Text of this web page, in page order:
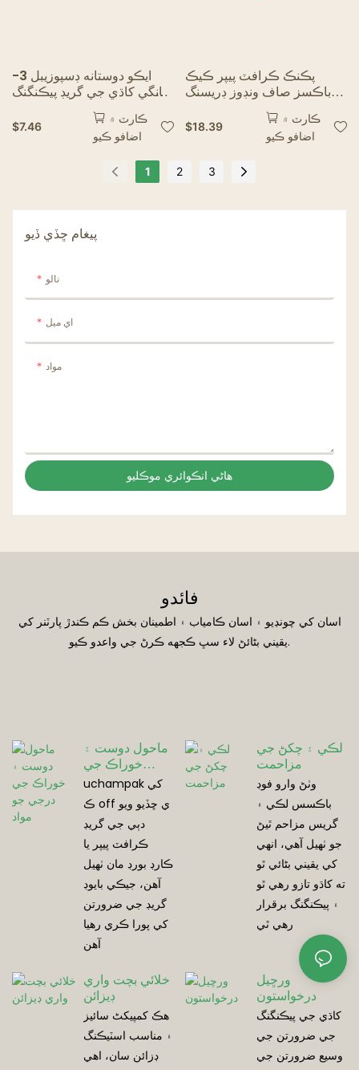
ايڪو دوستانه ڊسپوزيبل 3-
خانگي کاڌي جي گريڊ پيڪنگنگ
باڪس فاسٽ فوڊ فرينچ فرائيز
پيڪنگنگ لاء
$7.46
ڪارٽ ۾
اضافو ڪيو
پڪنڪ ڪرافٽ پيپر ڪيڪ
باڪسز صاف ونڊوز ڊريسنگ
جو ميوو پيڪنگ ايڪو پيڪنگس
جو پيڪنگس ڪيڪچينج هوم
$18.39
ڪارٽ ۾
اضافو ڪيو
1 2 3
پيغام ڇڏي ڏيو
نالو
اي ميل
مواد
هاڻي انڪوائري موڪليو
فائدو
اسان کي چونڊيو ۽ اسان ڪامياب ۽ اطمينان بخش ڪم ڪندڙ پارٽنر کي
يقيني بڻائڻ لاء سڀ ڪجهه ڪرڻ جي واعدو ڪيو.
ماحول دوست ۽
خوراڪ جي
درجي جو مواد
uchampak کي
ڪ off ي ڇڏيو ويو
دٻي جي گريڊ
ڪرافٽ پيپر يا
ڪارڊ بورڊ مان ٺهيل
آهن، جيڪي بايوڊ
گريڊ جي ضرورتن
کي پورا ڪري رهيا
آهن
لڪي ۽ چکڻ جي
مزاحمت
وٺڻ وارو فوڊ
باڪسس لڪي ۽
گريس مزاحم ٿيڻ
جو ٺهيل آهي، انهي
کي يقيني بڻائي ٿو
ته کاڌو تازو رهي ٿو
۽ پيڪنگنگ برقرار
رهي ٿي
خلائي بچت واري
ڊيزائن
هڪ کمپیکٹ سائيز
۽ مناسب اسٽيڪنگ
ڊزائن سان، اهي
ورڇيل
درخواستون
کاڌي جي پيڪنگنگ
جي ضرورتن جي
وسيع ضرورتن جي